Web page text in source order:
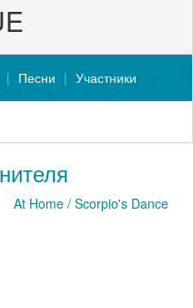
Песни Участники
At Home / Scorpio's Dance